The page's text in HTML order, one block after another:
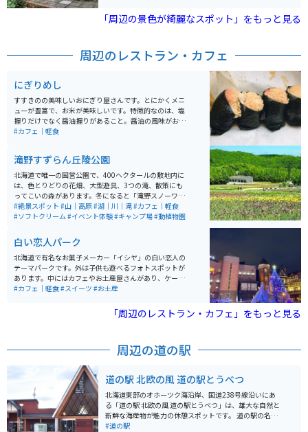
スポットです。
「周辺の景色が綺麗なスポット」をもっと見る
周辺のレストラン・カフェ
にぎりめし
すすきのの美味しいおにぎり屋さんです。とにかくメニ
ューが豊富で、お米が美味しいです。特徴的なのは、塩
握りだけでなく醤油握りがあること。醤油の風味がおに
ぎりとマッチしていて、いくらでも食べれてしまいま
す。
#カフェ｜軽食
滝野すずらん丘陵公園
北海道で唯一の国営公園で、400ヘクタールの敷地内に
は、色とりどりの花畑、大型遊具、3つの滝、散策にも
ってこいの森があります。冬になると「滝野スノーワー
ルド」と名前を変えて冬季オープンされ、さまざまな雪
遊びを楽しめるスポットです。
#絶景スポット #山｜高原#湖｜川｜滝#カフェ｜軽食
#ソフトクリーム#イベント体験#キャンプ場#動植物園
白い恋人パーク
北海道で有名なお菓子メーカー「イシヤ」の白い恋人の
テーマパークです。外は子供も遊べるフォトスポットが
あります。中にはカフェやお土産屋さんがあり、ケーキ
や、パフェを楽しめます。工場が併設しているので有料
#カフェ｜軽食#スイーツ #お土産
「周辺のレストラン・カフェ」をもっと見る
周辺の道の駅
道の駅 北欧の風 道の駅とうべつ
北海道東部のオホーツク海沿岸、国道238号線沿いにあ
る「道の駅 北欧の風 道の駅とうべつ」は、雄大な自然と
新鮮な海産物が魅力の休憩スポットです。 道の駅の名前
にもなっている「北欧の風」をイメージした三角屋根の
#道の駅